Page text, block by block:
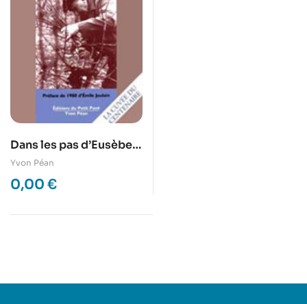
Dans les pas d’Eusèbe
BIOTTEAU
Yvon Péan
0,00 €